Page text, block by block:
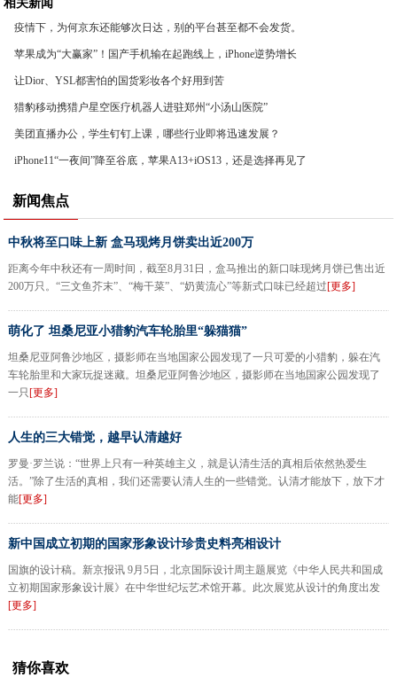
相关新闻
疫情下，为何京东还能够次日达，别的平台甚至都不会发货。
苹果成为“大赢家”！国产手机输在起跑线上，iPhone逆势增长
让Dior、YSL都害怕的国货彩妆各个好用到苦
猎豹移动携猎户星空医疗机器人进驻郑州“小汤山医院”
美团直播办公，学生钉钉上课，哪些行业即将迅速发展？
iPhone11“一夜间”降至谷底，苹果A13+iOS13，还是选择再见了
新闻焦点
中秋将至口味上新 盒马现烤月饼卖出近200万
距离今年中秋还有一周时间，截至8月31日，盒马推出的新口味现烤月饼已售出近
200万只。“三文鱼芥末”、“梅干菜”、“奶黄流心”等新式口味已经超过[更多]
萌化了 坦桑尼亚小猎豹汽车轮胎里“躲猫猫”
坦桑尼亚阿鲁沙地区，摄影师在当地国家公园发现了一只可爱的小猎豹，躲在汽
车轮胎里和大家玩捉迷藏。坦桑尼亚阿鲁沙地区，摄影师在当地国家公园发现了
一只 [更多]
人生的三大错觉，越早认清越好
罗曼·罗兰说：“世界上只有一种英雄主义，就是认清生活的真相后依然热爱生
活。”除了生活的真相，我们还需要认清人生的一些错觉。认清才能放下，放下才
能[更多]
新中国成立初期的国家形象设计珍贵史料亮相设计
国旗的设计稿。新京报讯 9月5日，北京国际设计周主题展览《中华人民共和国成
立初期国家形象设计展》在中华世纪坛艺术馆开幕。此次展览从设计的角度出发
[更多]
猜你喜欢